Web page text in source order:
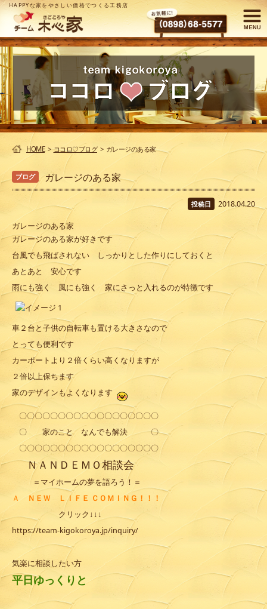
HAPPYな家をやさしい価格でつくる工務店
HOME > ココロ♡ブログ > ガレージのある家
ブログ ガレージのある家
投稿日 2018.04.20
ガレージのある家
ガレージのある家が好きです
台風でも飛ばされない しっかりとした作りにしておくと
あとあと 安心です
雨にも強く 風にも強く 家にさっと入れるのが特徴です
車２台と子供の自転車も置ける大きさなので
とっても便利です
カーポートより２倍くらい高くなりますが
２倍以上保ちます
家のデザインもよくなります
〇〇〇〇〇〇〇〇〇〇〇〇〇〇〇〇〇〇
〇 家のこと なんでも解決 〇
〇〇〇〇〇〇〇〇〇〇〇〇〇〇〇〇〇〇
ＮＡＮＤＥＭＯ相談会
＝マイホームの夢を語ろう！＝
Ａ
ＮＥＷ ＬＩＦＥ ＣＯＭＩＮＧ！！！
クリック↓↓↓
https://team-kigokoroya.jp/inquiry/
気楽に相談したい方
平日ゆっくりと